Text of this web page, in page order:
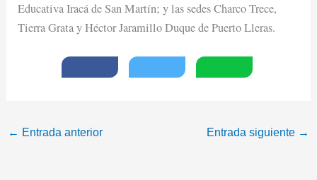
Educativa Iracá de San Martín; y las sedes Charco Trece,
Tierra Grata y Héctor Jaramillo Duque de Puerto Lleras.
← Entrada anterior Entrada siguiente →